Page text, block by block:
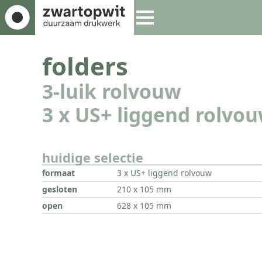
folders
3-luik rolvouw
3 x US+ liggend
huidige selectie
formaat
3 x US+ liggend rolvouw
gesloten
210 x 105 mm
open
628 x 105 mm